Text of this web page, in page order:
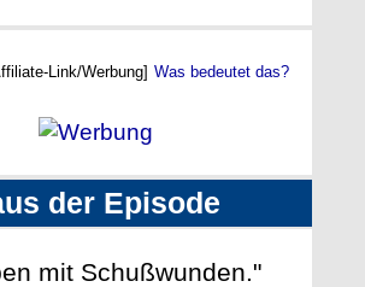
Link/Werbung] Was bedeutet das?
der Episode
mit Schußwunden."